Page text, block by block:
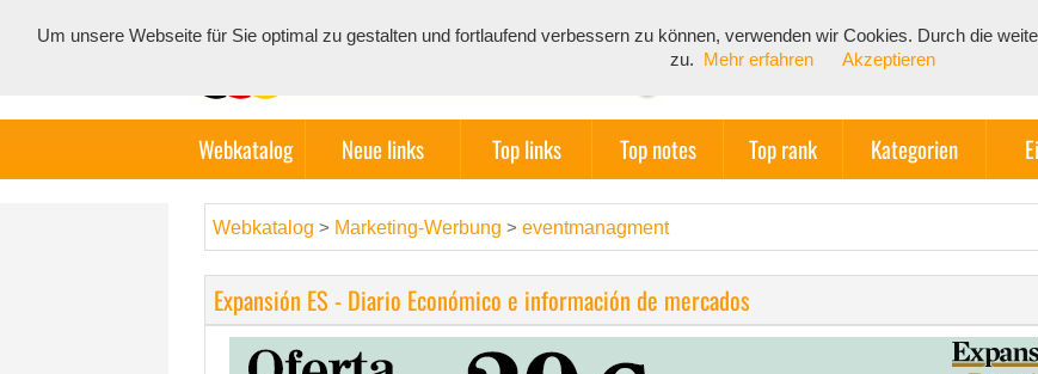
Webkatalog Neue links Top links Top notes Top rank Kategorien
Webkatalog > Marketing-Werbung > eventmanagment
Expansión ES - Diario Económico e información de mercados
Um unsere Webseite für Sie optimal zu gestalten und fortlaufend verbessern zu können, verwenden wir Cookies. Durch die
zu.
Mehr erfahren Akzeptieren